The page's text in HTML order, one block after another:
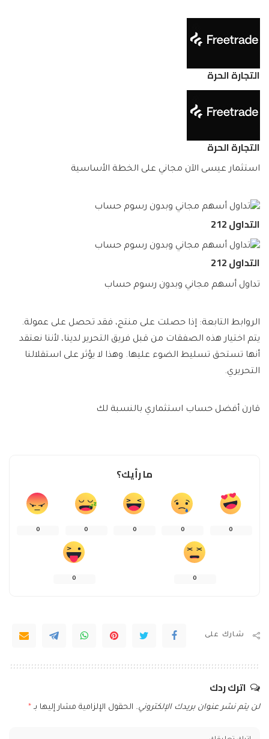
التجارة الحرة
التجارة الحرة
استثمار عيسى الآن مجاني على الخطة الأساسية
التداول 212
التداول 212
تداول أسهم مجاني وبدون رسوم حساب
الروابط التابعة: إذا حصلت على منتج، فقد تحصل على عمولة.
يتم اختيار هذه الصفقات من قبل فريق التحرير لدينا، لأننا نعتقد
أنها تستحق تسليط الضوء عليها. وهذا لا يؤثر على استقلالنا
التحريري.
قارن أفضل حساب استثماري بالنسبة لك
ما رأيك؟
0
0
0
0
0
0
0
شارك على
اترك ردك
لن يتم نشر عنوان بريدك الإلكتروني. الحقول الإلزامية مشار إليها بـ *